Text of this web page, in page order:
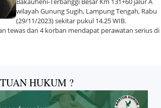
wilayah Gunung Sugih, Lampung Tengah, Rabu
(29/11/2023) sekitar pukul 14.25 WIB.
tewas dan 4 korban mendapat perawatan serius di
HUKUM ?